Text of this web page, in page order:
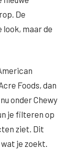
De
maar de
Foods, dan
onder Chewy
je filteren op
ziet. Dit
je zoekt.